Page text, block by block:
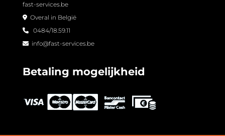
fast-services.be
Overal in België
0484/18.59.11
info@fast-services.be
Betaling mogelijkheid